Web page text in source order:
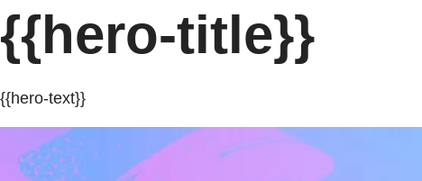
{{hero-title}}
{{hero-text}}